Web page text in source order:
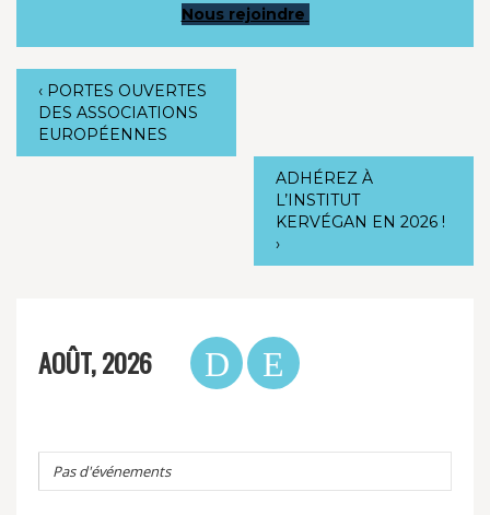
Nous rejoindre
‹ PORTES OUVERTES
DES ASSOCIATIONS
EUROPÉENNES
ADHÉREZ À
L’INSTITUT
KERVÉGAN EN 2026 !
›
AOÛT, 2026
Pas d'événements